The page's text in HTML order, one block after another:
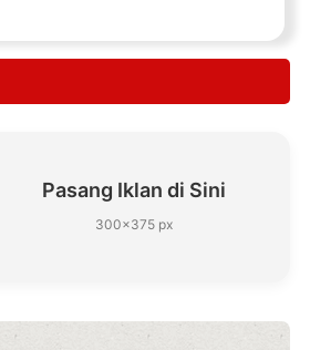
Pasang Iklan di Sini
300×375 px